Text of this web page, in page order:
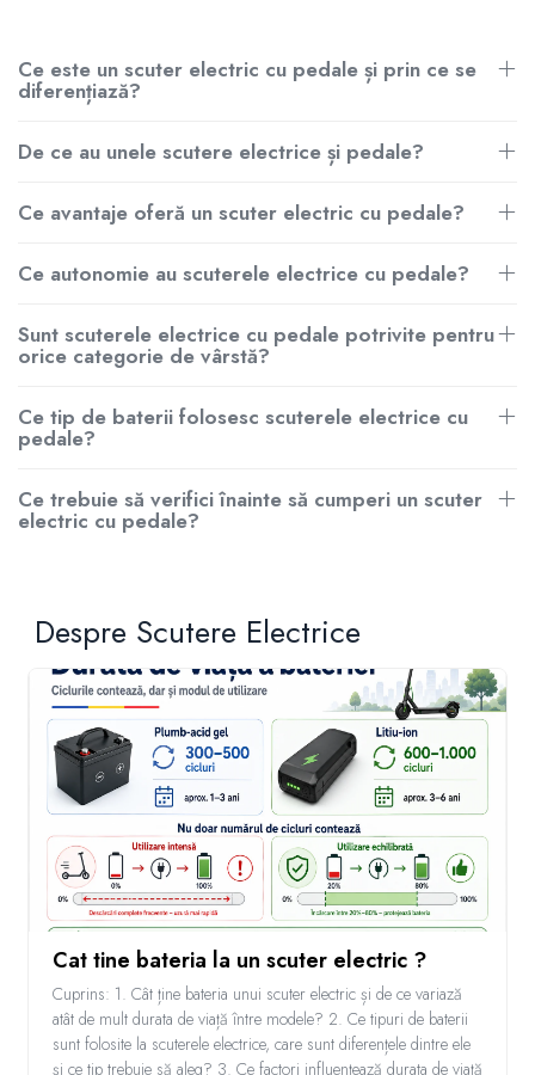
optimi?
13. Care este diferența dintre un scuter electric cu pedale și
sau celălalt?
care achiziționează acest tip de vehicul pentru prima oară
15. Ce mărci sau modele sunt recomandate și cum
Ce este un scuter electric cu pedale
și ce îl diferențiază din punct de
vedere legal și tehnic de un scuter
Ce este un scuter electric cu pedale și prin ce se
diferențiază?
De ce au unele scutere electrice și pedale?
Ce avantaje oferă un scuter electric cu pedale?
Ce autonomie au scuterele electrice cu pedale?
Sunt scuterele electrice cu pedale potrivite pentru
orice categorie de vârstă?
Ce tip de baterii folosesc scuterele electrice cu
pedale?
Ce trebuie să verifici înainte să cumperi un scuter
electric cu pedale?
Despre Scutere Electrice
Cat tine bateria la un scuter electric ?
Cuprins: 1. Cât ține bateria unui scuter electric și de ce variază
atât de mult durata de viață între modele? 2. Ce tipuri de baterii
sunt folosite la scuterele electrice, care sunt diferențele dintre ele
și ce tip trebuie să aleg? 3. Ce factori influențează durata de viață